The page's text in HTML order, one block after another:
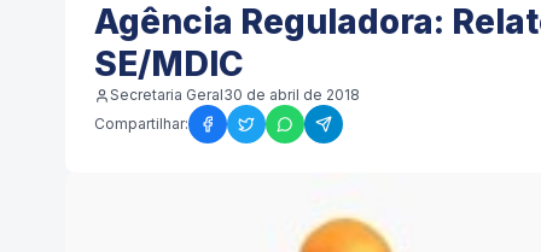
Agência Reguladora:
SE/MDIC
Secretaria Geral30 de abril de 2018
Compartilhar: